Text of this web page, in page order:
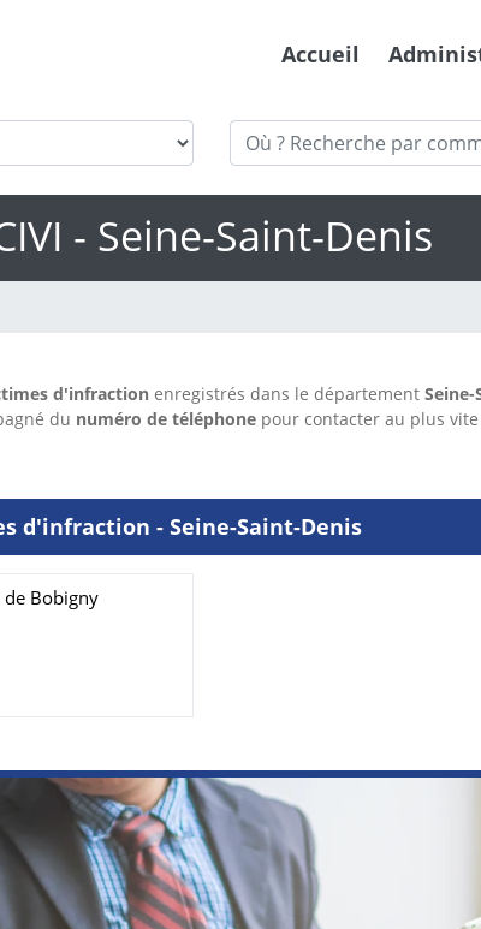
Accueil
- Seine-Saint-Denis
d'infraction enregistrés dans le département Seine-
du numéro de téléphone pour contacter au plus
d'infraction - Seine-Saint-Denis
Bobigny